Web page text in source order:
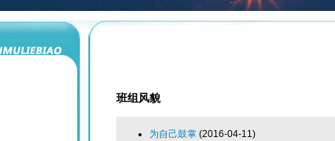
班组风貌
为自己鼓掌 (2016-04-11)